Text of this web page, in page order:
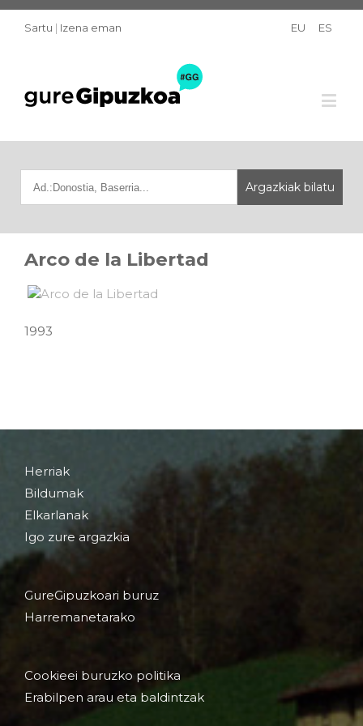
Sartu | Izena eman EU ES
Arco de la Libertad
1993
Herriak
Bildumak
Elkarlanak
Igo zure argazkia
GureGipuzkoari buruz
Harremanetarako
Cookieei buruzko politika
Erabilpen arau eta baldintzak